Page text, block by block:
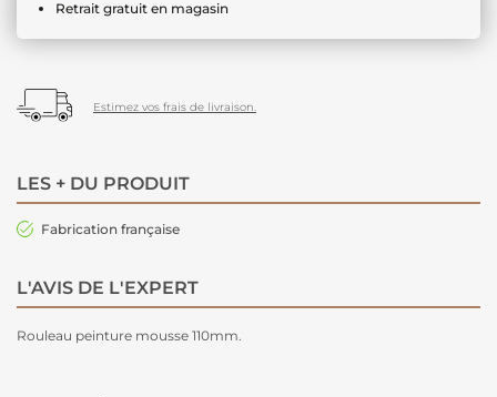
Retrait gratuit en magasin
Estimez vos frais de livraison.
LES + DU PRODUIT
Fabrication française
L'AVIS DE L'EXPERT
Rouleau peinture mousse 110mm.